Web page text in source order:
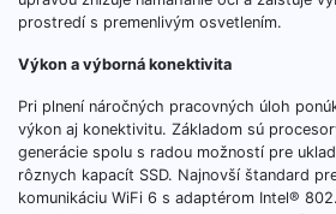
prostredí s premenlivým osvetlením.
Výkon a výborná konektivita
Pri plnení náročných pracovných úloh
výkon aj konektivitu. Základom sú
generácie spolu s radou možností pre
rôznych kapacít SSD. Najnovší štandard
komunikáciu WiFi 6 s adaptérom Intel®